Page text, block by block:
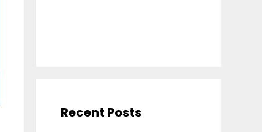
Recent Posts